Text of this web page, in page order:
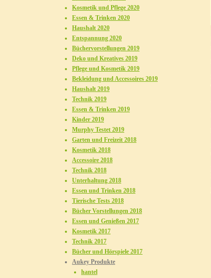
Kosmetik und Pflege 2020
Essen & Trinken 2020
Haushalt 2020
Entspannung 2020
Büchervorstellungen 2019
Deko und Kreatives 2019
Pflege und Kosmetik 2019
Bekleidung und Accessoires 2019
Haushalt 2019
Technik 2019
Essen & Trinken 2019
Kinder 2019
Murphy Testet 2019
Garten und Freizeit 2018
Kosmetik 2018
Accessoire 2018
Technik 2018
Unterhaltung 2018
Essen und Trinken 2018
Tierische Tests 2018
Bücher Vorstellungen 2018
Essen und Genießen 2017
Kosmetik 2017
Technik 2017
Bücher und Hörspiele 2017
Aukey Produkte
hantel